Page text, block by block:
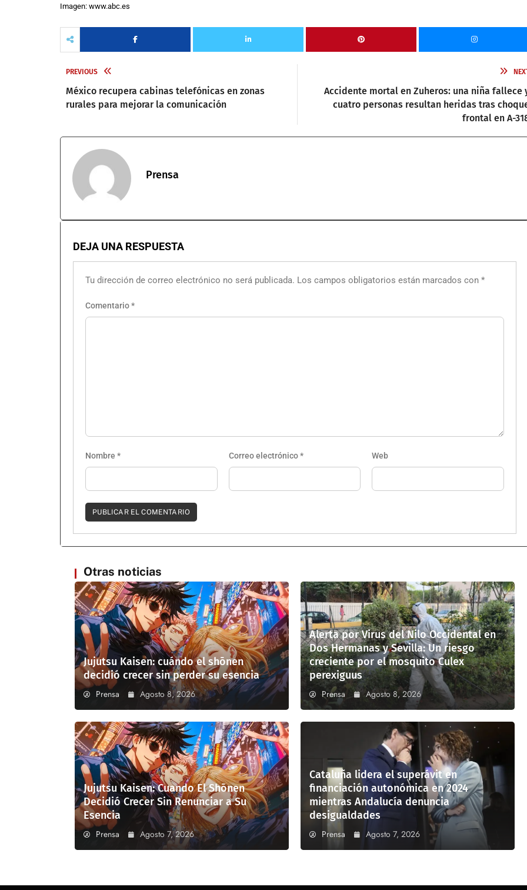
Imagen: www.abc.es
PREVIOUS
México recupera cabinas telefónicas en zonas
rurales para mejorar la comunicación
Accidente mortal en Zuheros: una niña fallece
cuatro personas resultan heridas tras
frontal en A-
Prensa
DEJA UNA RESPUESTA
Tu dirección de correo electrónico no será publicada. Los campos obligatorios están marcados con *
Comentario*
Nombre * Correo electrónico* Web
Otras noticias
Jujutsu Kaisen: cuándo el shōnen
decidió crecer sin perder su esencia
Prensa Agosto 8, 2026
Alerta por Virus del Nilo Occidental en
Dos Hermanas y Sevilla: Un riesgo
creciente por el mosquito Culex
perexiguus
Prensa Agosto 8, 2026
Jujutsu Kaisen: Cuando El Shōnen
Decidió Crecer Sin Renunciar a Su
Esencia
Prensa Agosto 7, 2026
Cataluña lidera el superávit en
financiación autonómica en 2024
mientras Andalucía denuncia
desigualdades
Prensa Agosto 7, 2026